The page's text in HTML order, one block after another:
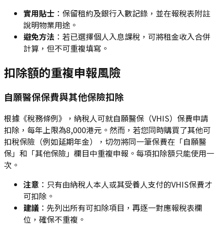
實用貼士 ：保留租約及銀行入數記錄，並在報稅表附註
說明物業用途。
避免方法 ：若已選擇個人入息課稅，可將租金收入合併
計算，但不可重複填寫。
扣除額的重複申報風險
自願醫保保費與其他保險扣除
根據《稅務條例》，納稅人可就自願醫保（VHIS）保費申請
扣除，每年上限為8,000港元。然而，若您同時購買了其他可
扣稅保險（例如延期年金），切勿將同一筆保費在「自願醫
保」和「其他保險」欄目中重複申報。每項扣除額只能使用一
次。
注意 ：只有由納稅人本人或其受養人支付的VHIS保費才
可扣除。
建議 ：先列出所有可扣除項目，再逐一對應報稅表欄
位，確保不重複。